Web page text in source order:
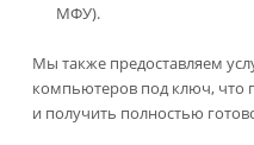
МФУ).
Мы также предоставляем
компьютеров под ключ, что
и получить полностью